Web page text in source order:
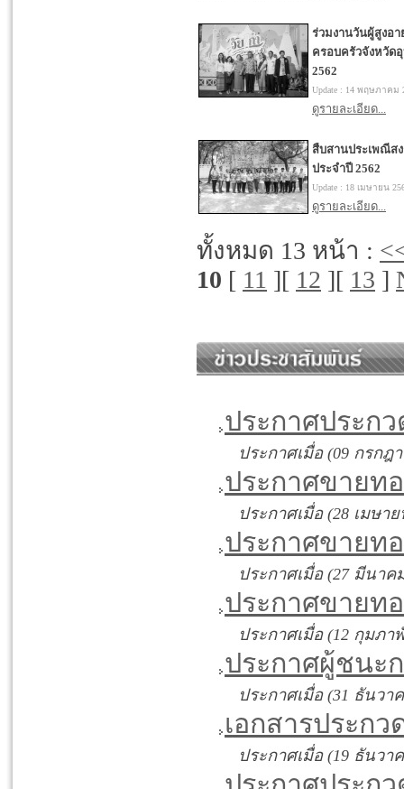
ร่วมงานวันผู้สูงอ
ครอบครัวจังหวัด
2562
Update : 14 พฤษภาคม
ดูรายละเอียด...
สืบสานประเพณีส
ประจำปี 2562
Update : 18 เมษายน
ดูรายละเอียด...
ทั้งหมด 13 หน้า :
10 [ 11 ][ 12 ][ 13 ]
ประกาศประก
ประกาศเมื่อ (09 กรกฎ
ประกาศขายท
ประกาศเมื่อ (28 เมษาย
ประกาศขายท
ประกาศเมื่อ (27 มีนาค
ประกาศขายท
ประกาศเมื่อ (12 กุมภา
ประกาศผู้ชนะ
ประกาศเมื่อ (31 ธันวา
เอกสารประก
ประกาศเมื่อ (19 ธันวา